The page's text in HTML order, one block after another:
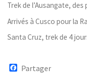
Trek de l’Ausangate,
Arrivés à Cusco pour la
Santa Cruz, trek de 4
Partager